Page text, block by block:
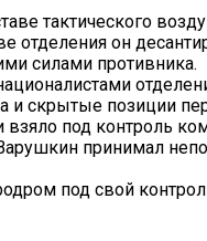
тактического
отделения он
силами противника.
и скрытые позиции
под контроль
принимал
под свой